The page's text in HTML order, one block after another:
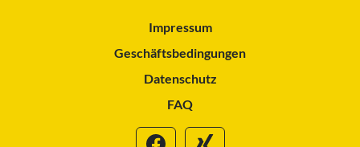
Impressum
Geschäftsbedingungen
Datenschutz
FAQ